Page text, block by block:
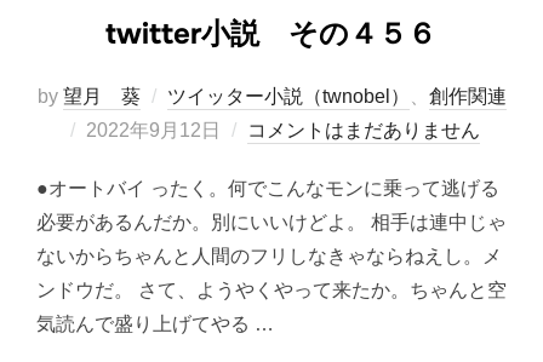
twitter小説 その４５６
by 望月 葵 ツイッター小説（twnobel）
創作関連
投
日:
2022年9月12日 コメントはまだありません
●オートバイ ったく。何でこんなモンに乗って逃げる
必要があるんだか。別にいいけどよ。 相手は連中じゃ
ないからちゃんと人間のフリしなきゃならねえし。メ
ンドウだ。 さて、ようやくやって来たか。ちゃんと空
気読んで盛り上げてやる …